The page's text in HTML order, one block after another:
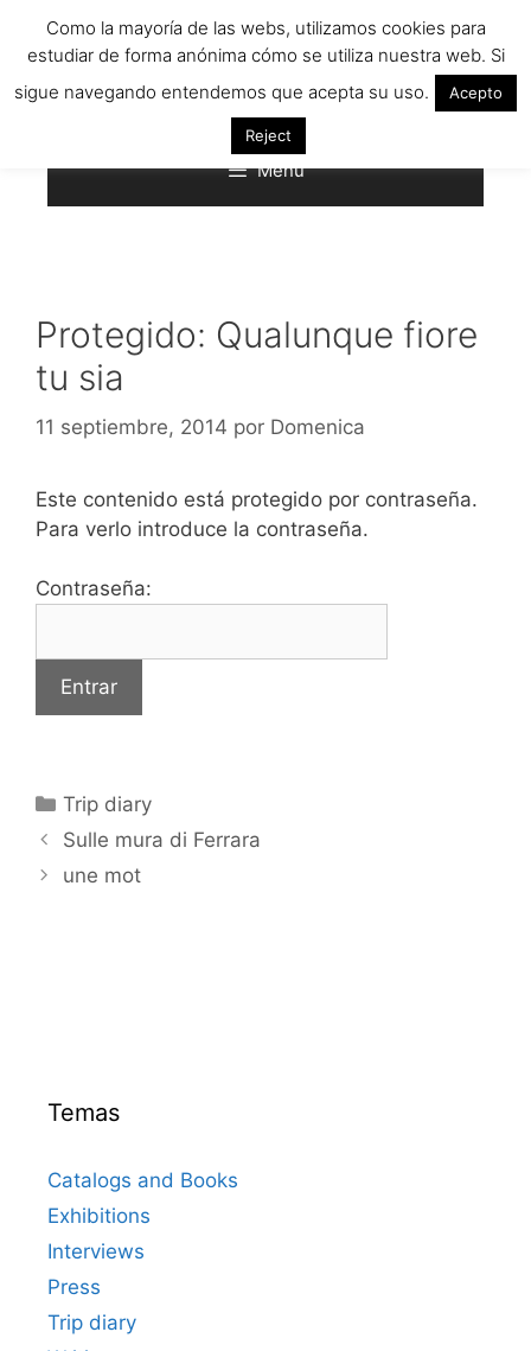
Menú
Protegido: Qualunque fiore
tu sia
11 septiembre, 2014 por Domenica
Este contenido está protegido por contraseña.
Para verlo introduce la contraseña.
Contraseña:
Categorías
Trip diary
Sulle mura di Ferrara
une mot
Temas
Catalogs and Books
Exhibitions
Interviews
Press
Trip diary
Como la mayoría de las webs, utilizamos cookies para
estudiar de forma anónima cómo se utiliza nuestra web. Si
sigue navegando entendemos que acepta su uso.
Acepto
Reject